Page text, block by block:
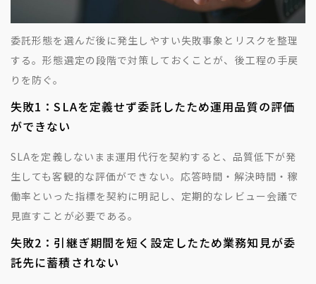
委託形態を選んだ後に発生しやすい失敗事象とリスクを整理
する。形態選定の段階で対策しておくことが、後工程の手戻
りを防ぐ。
失敗1：SLAを定義せず委託したため運用品質の評価
ができない
SLAを定義しないまま運用代行を契約すると、品質低下が発
生しても客観的な評価ができない。応答時間・解決時間・稼
働率といった指標を契約に明記し、定期的なレビュー会議で
見直すことが必要である。
失敗2：引継ぎ期間を短く設定したため業務知見が委
託先に蓄積されない